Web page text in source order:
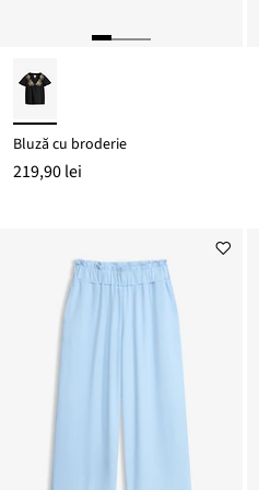
Bluză cu broderie
219,90 lei